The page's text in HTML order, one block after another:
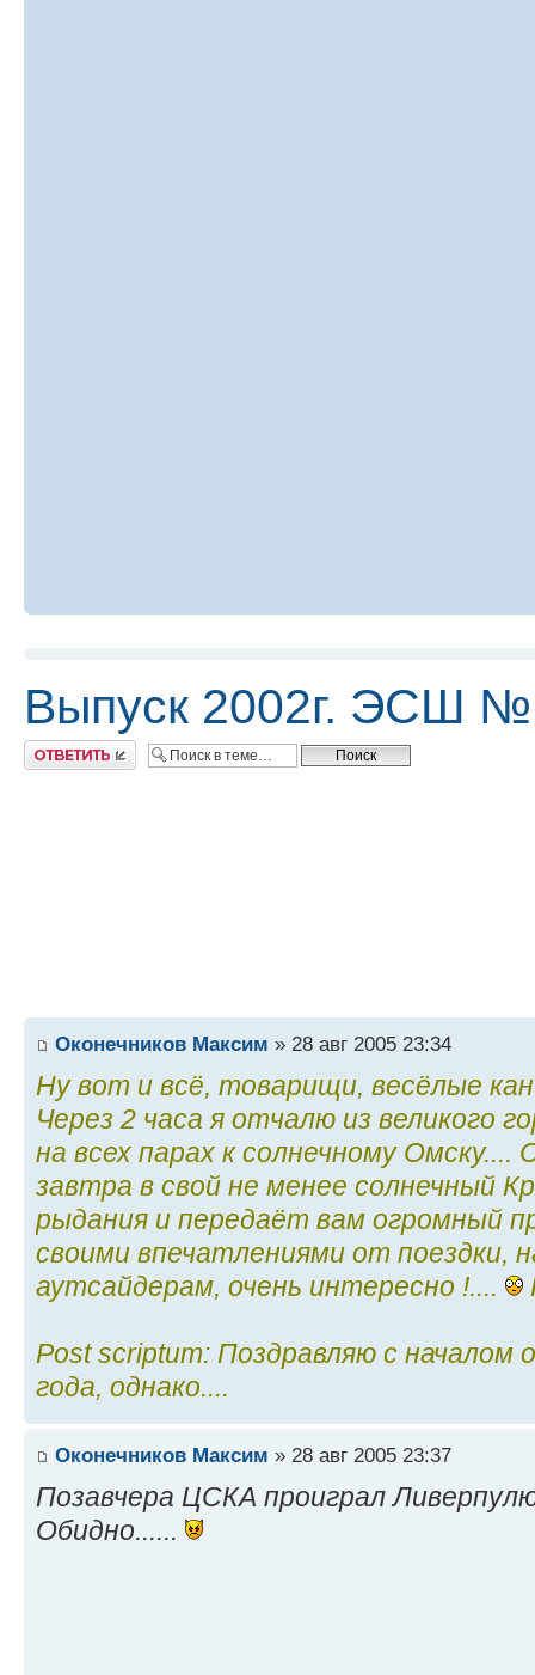
Выпуск 2002г. ЭСШ
Ответить
Оконечников Максим » 28 авг 2005 23:34
Ну вот и всё, товарищи, весёлые
Через 2 часа я отчалю из великого
на всех парах к солнечному
завтра в свой не менее солнечный
рыдания и передаёт вам огромный
своими впечатлениями от поездки,
аутсайдерам, очень интересно !....
Post scriptum: Поздравляю с началом
года, однако....
Оконечников Максим » 28 авг 2005 23:37
Позавчера ЦСКА проиграл
Обидно......